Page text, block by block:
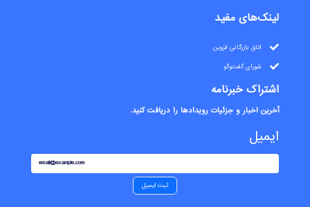
لینک‌های مفید
اتاق بازرگانی قزوین
شورای گفت‌وگو
اشتراک خبرنامه
آخرین اخبار و جزئیات رویدادها را دریافت کنید.
ایمیل
email@example.com
ثبت ایمیل